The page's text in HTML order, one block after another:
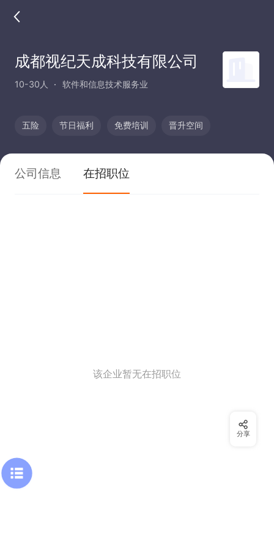
成都视纪天成科技有限公司
10-30人 软件和信息技术服务业
五险 节日福利 免费培训 晋升空间
公司信息 在招职位
该企业暂无在招职位
分享